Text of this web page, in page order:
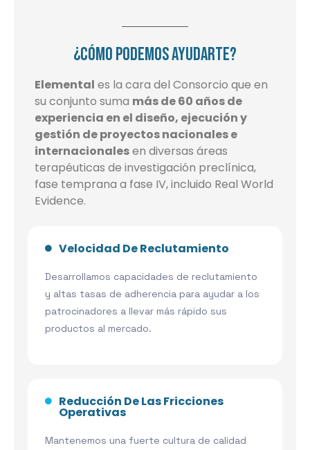
¿CÓMO PODEMOS AYUDARTE?
Elemental es la cara del Consorcio que en
su conjunto suma más de 60 años de
experiencia en el diseño, ejecución y
gestión de proyectos nacionales e
internacionalesen diversas áreas
terapéuticas de investigación preclínica,
fase temprana a fase IV, incluido Real World
Evidence. ​
Velocidad De Reclutamiento
Desarrollamos capacidades de reclutamiento
y altas tasas de adherencia para ayudar a los
patrocinadores a llevar más rápido sus
productos al mercado.
Reducción De Las Fricciones
Operativas
Mantenemos una fuerte cultura de calidad